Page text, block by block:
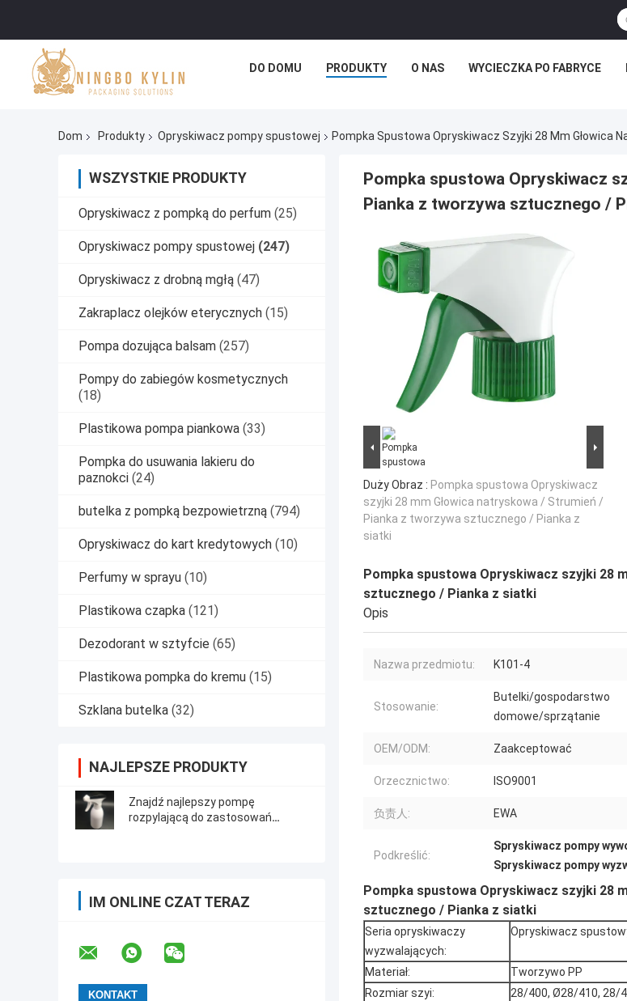
DO DOMU PRODUKTY O NAS WYCIECZKA PO FABRYCE
Dom Produkty Opryskiwacz pompy spustowej Pompka Spustowa Opryskiwacz Szyjki 28 Mm
WSZYSTKIE PRODUKTY
Opryskiwacz z pompką do perfum (25)
Opryskiwacz pompy spustowej (247)
Opryskiwacz z drobną mgłą (47)
Zakraplacz olejków eterycznych (15)
Pompa dozująca balsam (257)
Pompy do zabiegów kosmetycznych
(18)
Plastikowa pompa piankowa (33)
Pompka do usuwania lakieru do
paznokci (24)
butelka z pompką bezpowietrzną (794)
Opryskiwacz do kart kredytowych (10)
Perfumy w sprayu (10)
Plastikowa czapka (121)
Dezodorant w sztyfcie (65)
Plastikowa pompka do kremu (15)
Szklana butelka (32)
NAJLEPSZE PRODUKTY
Znajdź najlepszy pompę
rozpylającą do zastosowań
IM ONLINE CZAT TERAZ
Pompka spustowa Opryskiwacz
Pianka z tworzywa sztucznego /
Duży Obraz : Pompka spustowa Opryskiwacz
szyjki 28 mm Głowica natryskowa / Strumień /
Pianka z tworzywa sztucznego / Pianka z
siatki
Pompka spustowa Opryskiwacz szyjki 28
sztucznego / Pianka z siatki
Opis
Nazwa przedmiotu: K101-4
Stosowanie:
Butelki/gospodarstwo
domowe/sprzątanie
OEM/ODM: Zaakceptować
Orzecznictwo: ISO9001
负责人: EWA
Podkreślić:
Spryskiwacz pompy
Spryskiwacz pompy
Pompka spustowa Opryskiwacz szyjki 28
sztucznego / Pianka z siatki
Seria opryskiwaczy
wyzwalających:
Opryskiwacz
Materiał:
Tworzywo PP
Rozmiar szyi:
28/400, Ø28/410, 28/